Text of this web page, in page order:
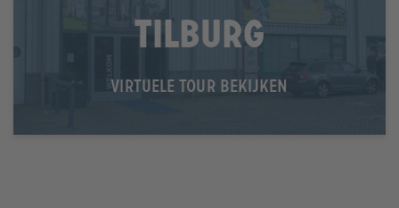
Tilburg
VIRTUELE TOUR BEKIJKEN